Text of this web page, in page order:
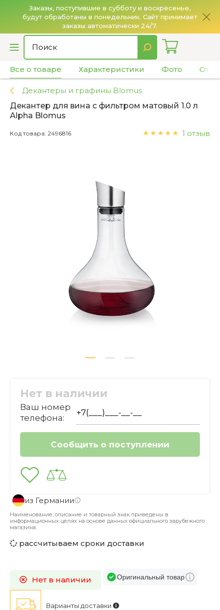
Заказы, поступившие в субботу и воскресенье,
будут обработаны в понедельник. Сайт принимает
заказы автоматически 24/7.
Все о товаре Характеристики Фото
Декантеры и графины Blomus
Декантер для вина с фильтром матовый 1.0 л
Alpha Blomus
1 отзыв
Код товара: 2496816
Нет в наличии
Ваш номер
телефона:
из Германии
Наименование, описание и товарный знак приведены в
информационных целях на основе данных официального зарубежного
магазина.
рассчитываем сроки доставки
Варианты доставки
Нет в наличии Оригинальный товар